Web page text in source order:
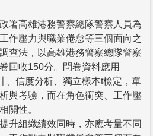
署高雄港務警察總隊警察人員為
作壓力與職業倦怠等三個面向之
查法，以高雄港務警察總隊警察
回收150分。問卷資料應用
、信度分析、獨立樣本t檢定，單
與考驗，而在角色衝突、工作壓
關性。
升組織績效同時，亦應考量不同